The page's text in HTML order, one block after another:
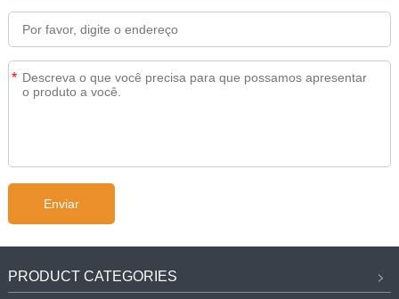
*
PRODUCT CATEGORIES